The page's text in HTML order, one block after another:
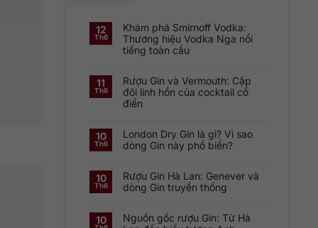
12
Th6
Khám phá Smirnoff Vodka:
Thương hiệu Vodka Nga nổi
tiếng toàn cầu
bình
luận
ở
Khám
phá
Thương
hiệu
Vodka
tiếng
toàn
cầu
11
Th6
Rượu Gin và Vermouth: Cặp
đôi linh hồn của cocktail cổ
điển
bình
luận
ở
Vermouth:
Cặp
của
cocktail
10
Th6
London Dry Gin là gì? Vì sao
dòng Gin này phổ biến?
bình
luận
ở
là
10
Th6
Rượu Gin Hà Lan: Genever và
dòng Gin truyền thống
bình
luận
10
Nguồn gốc rượu Gin: Từ Hà